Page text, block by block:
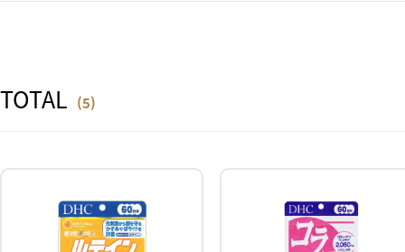
TOTAL (5)